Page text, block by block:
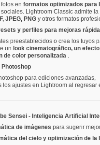
en formatos optimizados para
Lightroom Classic admite la
JPEG, PNG y otros formatos
y perfiles para mejoras
preestablecidos o crea los tuyos
un look cinematográfico, un
de color personalizada
para ediciones avanzadas,
los ajustes en Lightroom al regresar
Sensei - Inteligencia Artificial
de imágenes para sugerir
del cielo y optimización de la